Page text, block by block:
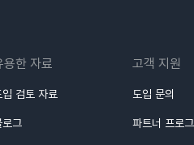
용한 자료
입 검토 자료
로그
고객 지원
도입 문의
파트너 프로